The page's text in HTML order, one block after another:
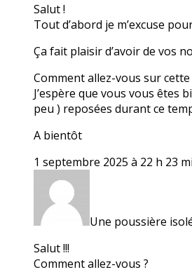
Salut !
Tout d’abord je m’excuse
Ça fait plaisir d’avoir de vos
Comment allez-vous sur cette
J’espère que vous vous êtes
peu ) reposées durant ce
A bientôt
1 septembre 2025 à 22 h 23
Une poussière
Salut !!!
Comment allez-vous ?